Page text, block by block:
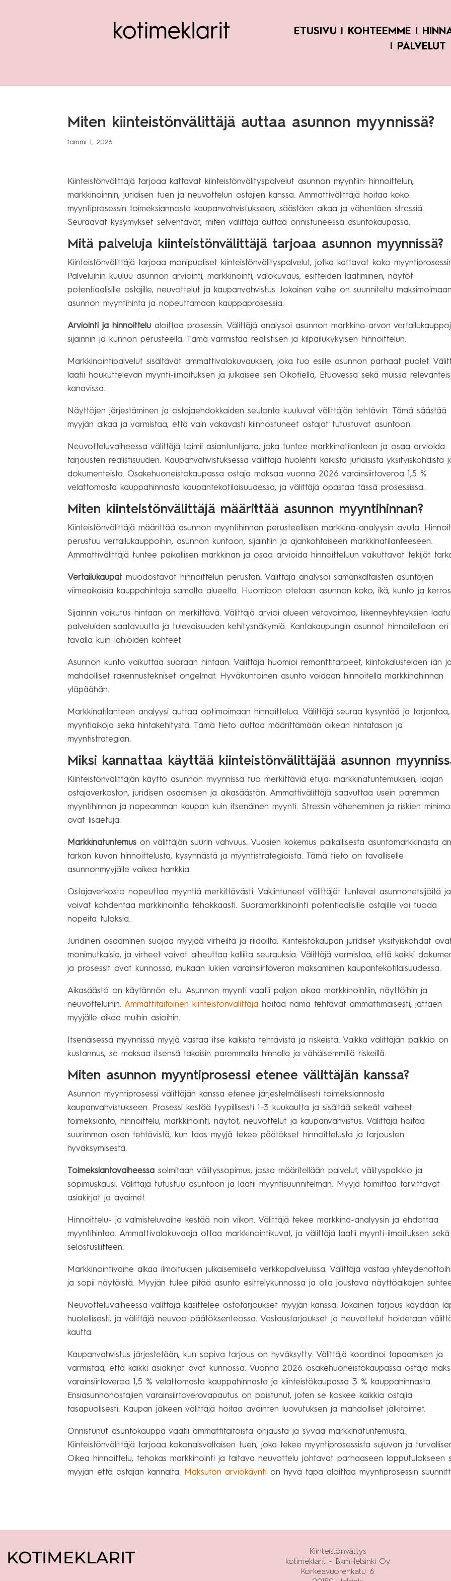
ETUSIVU KOHTEEMME
PALVELUT
Miten kiinteistönvälittäjä auttaa asunnon myynnissä?
tammi 1, 2026
Kiinteistönvälittäjä tarjoaa kattavat kiinteistönvälityspalvelut asunnon myyntiin: hinnoittelun,
markkinoinnin, juridisen tuen ja neuvottelun ostajien kanssa. Ammattivälittäjä hoitaa koko
myyntiprosessin toimeksiannosta kaupanvahvistukseen, säästäen aikaa ja vähentäen stressiä.
Seuraavat kysymykset selventävät, miten välittäjä auttaa onnistuneessa asuntokaupassa.
Mitä palveluja kiinteistönvälittäjä tarjoaa asunnon myynnissä?
Kiinteistönvälittäjä tarjoaa monipuoliset kiinteistönvälityspalvelut, jotka kattavat koko
Palveluihin kuuluu asunnon arviointi, markkinointi, valokuvaus, esitteiden laatiminen, näytöt
potentiaalisille ostajille, neuvottelut ja kaupanvahvistus. Jokainen vaihe on suunniteltu maksimoimaan
asunnon myyntihinta ja nopeuttamaan kauppaprosessia.
Arviointi ja hinnoittelu aloittaa prosessin. Välittäjä analysoi asunnon markkina-arvon
sijainnin ja kunnon perusteella. Tämä varmistaa realistisen ja kilpailukykyisen hinnoittelun.
Markkinointipalvelut sisältävät ammattivalokuvauksen, joka tuo esille asunnon parhaat puolet.
laatii houkuttelevan myynti-ilmoituksen ja julkaisee sen Oikotiellä, Etuovessa sekä muissa
kanavissa.
Näyttöjen järjestäminen ja ostajaehdokkaiden seulonta kuuluvat välittäjän tehtäviin. Tämä säästää
myyjän aikaa ja varmistaa, että vain vakavasti kiinnostuneet ostajat tutustuvat asuntoon.
Neuvotteluvaiheessa välittäjä toimii asiantuntijana, joka tuntee markkinatilanteen ja osaa arvioida
tarjousten realistisuuden. Kaupanvahvistuksessa välittäjä huolehtii kaikista juridisista yksityiskohdista
dokumenteista. Osakehuoneistokaupassa ostaja maksaa vuonna 2026 varainsiirtoveroa 1,5 %
velattomasta kauppahinnasta kaupantekotilaisuudessa, ja välittäjä opastaa tässä prosessissa.
Miten kiinteistönvälittäjä määrittää asunnon myyntihinnan?
Kiinteistönvälittäjä määrittää asunnon myyntihinnan perusteellisen markkina-analyysin avulla.
perustuu vertailukauppoihin, asunnon kuntoon, sijaintiin ja ajankohtaiseen markkinatilanteeseen.
Ammattivälittäjä tuntee paikallisen markkinan ja osaa arvioida hinnoitteluun vaikuttavat tekijät
Vertailukaupat muodostavat hinnoittelun perustan. Välittäjä analysoi samankaltaisten asuntojen
viimeaikaisia kauppahintoja samalta alueelta. Huomioon otetaan asunnon koko, ikä, kunto ja
Sijainnin vaikutus hintaan on merkittävä. Välittäjä arvioi alueen vetovoimaa, liikenneyhteyksien
palveluiden saatavuutta ja tulevaisuuden kehitysnäkymiä. Kantakaupungin asunnot hinnoitellaan eri
tavalla kuin lähiöiden kohteet.
Asunnon kunto vaikuttaa suoraan hintaan. Välittäjä huomioi remonttitarpeet, kiintokalusteiden iän ja
mahdolliset rakennustekniset ongelmat. Hyväkuntoinen asunto voidaan hinnoitella markkinahinnan
yläpäähän.
Markkinatilanteen analyysi auttaa optimoimaan hinnoittelua. Välittäjä seuraa kysyntää ja tarjontaa,
myyntiaikoja sekä hintakehitystä. Tämä tieto auttaa määrittämään oikean hintatason ja
myyntistrategian.
Miksi kannattaa käyttää kiinteistönvälittäjää asunnon
Kiinteistönvälittäjän käyttö asunnon myynnissä tuo merkittäviä etuja: markkinatuntemuksen, laajan
ostajaverkoston, juridisen osaamisen ja aikasäästön. Ammattivälittäjä saavuttaa usein paremman
myyntihinnan ja nopeamman kaupan kuin itsenäinen myynti. Stressin väheneminen ja riskien
ovat lisäetuja.
Markkinatuntemus on välittäjän suurin vahvuus. Vuosien kokemus paikallisesta asuntomarkkinasta
tarkan kuvan hinnoittelusta, kysynnästä ja myyntistrategioista. Tämä tieto on tavalliselle
asunnonmyyjälle vaikea hankkia.
Ostajaverkosto nopeuttaa myyntiä merkittävästi. Vakiintuneet välittäjät tuntevat asunnonetsijöitä ja
voivat kohdentaa markkinointia tehokkaasti. Suoramarkkinointi potentiaalisille ostajille voi tuoda
nopeita tuloksia.
Juridinen osaaminen suojaa myyjää virheiltä ja riidoilta. Kiinteistökaupan juridiset yksityiskohdat
monimutkaisia, ja virheet voivat aiheuttaa kalliita seurauksia. Välittäjä varmistaa, että kaikki
ja prosessit ovat kunnossa, mukaan lukien varainsiirtoveron maksaminen kaupantekotilaisuudessa.
Aikasäästö on käytännön etu. Asunnon myynti vaatii paljon aikaa markkinointiin, näyttöihin ja
neuvotteluihin.Ammattitaitoinen kiinteistönvälittäjä hoitaa nämä tehtävät ammattimaisesti, jättäen
myyjälle aikaa muihin asioihin.
Itsenäisessä myynnissä myyjä vastaa itse kaikista tehtävistä ja riskeistä. Vaikka välittäjän palkkio on
kustannus, se maksaa itsensä takaisin paremmalla hinnalla ja vähäisemmillä riskeillä.
Miten asunnon myyntiprosessi etenee välittäjän kanssa?
Asunnon myyntiprosessi välittäjän kanssa etenee järjestelmällisesti toimeksiannosta
kaupanvahvistukseen. Prosessi kestää tyypillisesti 1–3 kuukautta ja sisältää selkeät vaiheet:
toimeksianto, hinnoittelu, markkinointi, näytöt, neuvottelut ja kaupanvahvistus. Välittäjä hoitaa
suurimman osan tehtävistä, kun taas myyjä tekee päätökset hinnoittelusta ja tarjousten
hyväksymisestä.
Toimeksiantovaiheessa solmitaan välityssopimus, jossa määritellään palvelut, välityspalkkio ja
sopimuskausi. Välittäjä tutustuu asuntoon ja laatii myyntisuunnitelman. Myyjä toimittaa tarvittavat
asiakirjat ja avaimet.
Hinnoittelu- ja valmisteluvaihe kestää noin viikon. Välittäjä tekee markkina-analyysin ja ehdottaa
myyntihintaa. Ammattivalokuvaaja ottaa markkinointikuvat, ja välittäjä laatii myynti-ilmoituksen sekä
selostusliitteen.
Markkinointivaihe alkaa ilmoituksen julkaisemisella verkkopalveluissa. Välittäjä vastaa
ja sopii näytöistä. Myyjän tulee pitää asunto esittelykunnossa ja olla joustava näyttöaikojen
Neuvotteluvaiheessa välittäjä käsittelee ostotarjoukset myyjän kanssa. Jokainen tarjous käydään
huolellisesti, ja välittäjä neuvoo päätöksenteossa. Vastaustarjoukset ja neuvottelut hoidetaan
kautta.
Kaupanvahvistus järjestetään, kun sopiva tarjous on hyväksytty. Välittäjä koordinoi tapaamisen ja
varmistaa, että kaikki asiakirjat ovat kunnossa. Vuonna 2026 osakehuoneistokaupassa ostaja
varainsiirtoveroa 1,5 % velattomasta kauppahinnasta ja kiinteistökaupassa 3 % kauppahinnasta.
Ensiasunnonostajien varainsiirtoverovapautus on poistunut, joten se koskee kaikkia ostajia
tasapuolisesti. Kaupan jälkeen välittäjä hoitaa avainten luovutuksen ja mahdolliset jälkitoimet.
Onnistunut asuntokauppa vaatii ammattitaitoista ohjausta ja syvää markkinatuntemusta.
Kiinteistönvälittäjä tarjoaa kokonaisvaltaisen tuen, joka tekee myyntiprosessista sujuvan ja
Oikea hinnoittelu, tehokas markkinointi ja taitava neuvottelu johtavat parhaaseen lopputulokseen
myyjän että ostajan kannalta. Maksuton arviokäynti on hyvä tapa aloittaa myyntiprosessin
KOTIMEKLARIT
Kiinteistönvälitys
kotimeklarit - BkmHelsinki Oy
Korkeavuorenkatu 6